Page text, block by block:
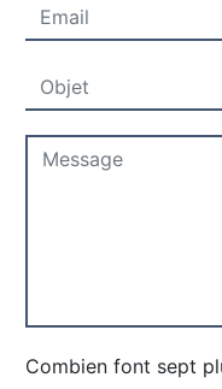
Combien font sept